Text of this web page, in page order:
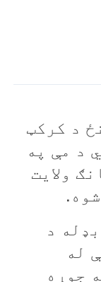
د کرکټ
د مې په
ولايت
.
د
له
جوړه